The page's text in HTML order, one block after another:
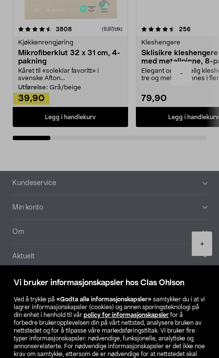
Vi bruker informasjonskapsler hos Clas Ohlson
Ved å trykke på «Godta alle informasjonskapsler» samtykker du i at vi
lagrer informasjonskapsler (cookies) og annen sporingsteknologi på
din enhet i henhold til vår policy for informasjonskapsler for å
forbedre brukeropplevelsen din på vårt nettsted, analysere bruken av
nettstedet og for å tilpasse våre markedsføringstiltak. Vi bruker fire
typer informasjonskapsler: nødvendige, funksjonelle, analytiske og
annonserelaterte. For nødvendige informasjonskapsler er det ikke noe
krav om samtykke, ettersom de er nødvendige for at nettstedet skal
-
+
3808anmeldelser(9,97/stk)
Kjøkkenrengjøring
Mikrofiberklut 32 x 31 cm, 4-
pakning
Kåret til «soleklar favoritt» i
svenske Afton...
Utførelse: Grå/beige
39,90
Legg i handlekurv
4.5av 5 stjerner 256
Kleshengere
Sklisikre
med metallpinne, 8-
Elegant og skikkelig
tre og metall – finnes i
79,90
Legg i handlekurv
4.5av 5 stjerner
Bunntekst
Kundeservice
Min konto
Om
Aktuelt
Våre selskaper
Finn din butikk
SE NO FI